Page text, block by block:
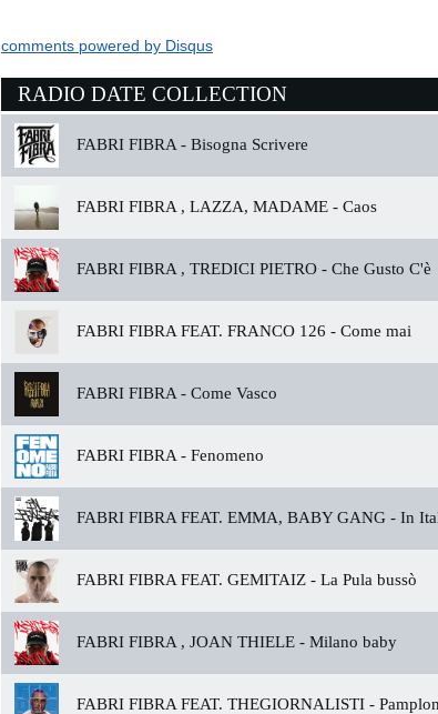
comments powered by Disqus
RADIO DATE COLLECTION
FABRI FIBRA - Bisogna Scrivere
FABRI FIBRA , LAZZA, MADAME - Caos
FABRI FIBRA , TREDICI PIETRO - Che Gusto C'è
FABRI FIBRA FEAT. FRANCO 126 - Come mai
FABRI FIBRA - Come Vasco
FABRI FIBRA - Fenomeno
FABRI FIBRA FEAT. EMMA, BABY GANG - In
FABRI FIBRA FEAT. GEMITAIZ - La Pula bussò
FABRI FIBRA , JOAN THIELE - Milano baby
FABRI FIBRA FEAT. THEGIORNALISTI -